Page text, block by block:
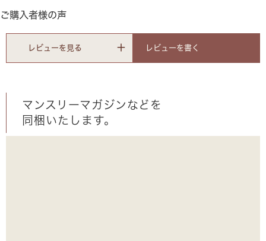
ご購入者様の声
レビューを見る レビューを書く
マンスリーマガジンなどを
同梱いたします。